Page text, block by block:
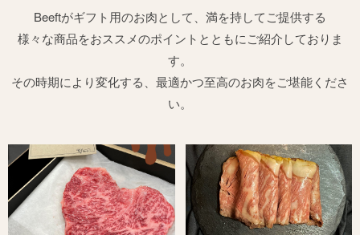
Beeftがギフト用のお肉として、満を持してご提供する
様々な商品をおススメのポイントとともにご紹介しておりま
す。
その時期により変化する、最適かつ至高のお肉をご堪能くださ
い。